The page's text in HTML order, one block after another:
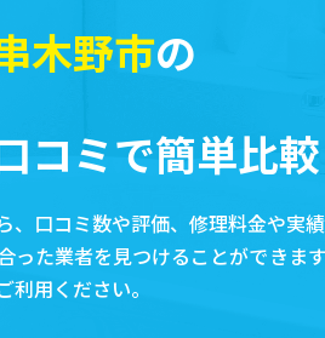
木野市の
コミで簡単比較
、口コミ数や評価、修理料金や実
た業者を見つけることができま
用ください。